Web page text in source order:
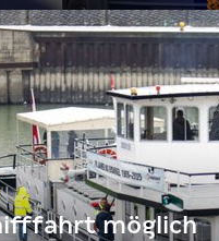
möglich